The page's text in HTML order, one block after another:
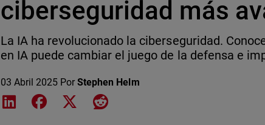
ciberseguridad más
La IA ha revolucionado la ciberseguridad.
en IA puede cambiar el juego de la defensa e
03 Abril 2025 PorStephen Helm
Share on LinkedIn
Share on Facebook
Share on XShare on Reddit